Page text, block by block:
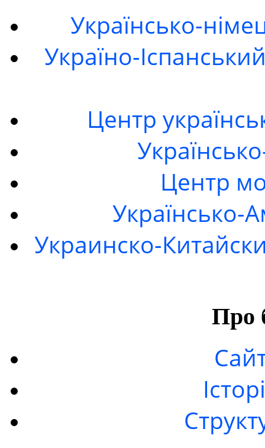
Українсько-
Україно-
Центр
Центр
Українсько-
Украинско-
Про